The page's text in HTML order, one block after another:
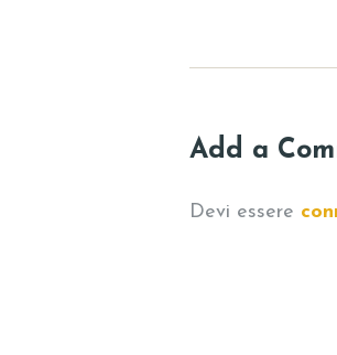
o
Add a
Devi essere